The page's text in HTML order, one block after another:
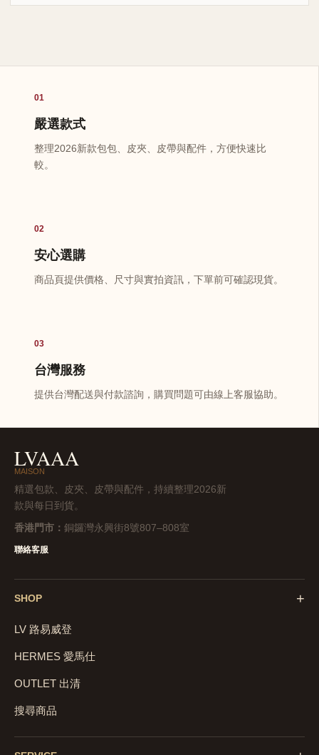
01
嚴選款式
整理2026新款包包、皮夾、皮帶與配件，方便快速比
較。
02
安心選購
商品頁提供價格、尺寸與實拍資訊，下單前可確認現貨。
03
台灣服務
提供台灣配送與付款諮詢，購買問題可由線上客服協助。
LVAAA
MAISON
精選包款、皮夾、皮帶與配件，持續整理2026新
款與每日到貨。
香港門市： 銅鑼灣永興街8號807–808室
聯絡客服
SHOP +
LV 路易威登
HERMES 愛馬仕
OUTLET 出清
搜尋商品